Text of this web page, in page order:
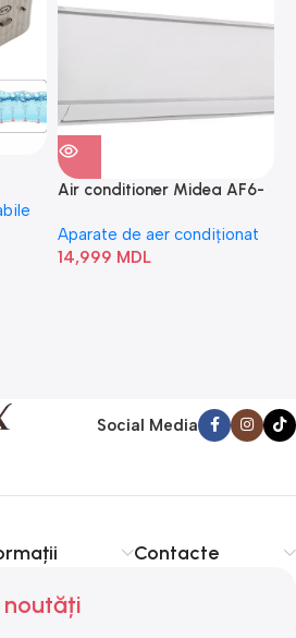
Air conditioner Midea AF6-
Aparate de aer condiționat
14,999 MDL
Social Media
Contacte